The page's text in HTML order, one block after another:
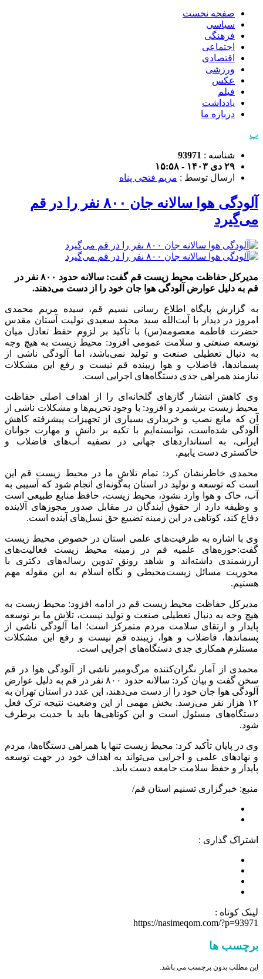
صفحه نخست
سیاسی
فرهنگی
اجتماعی
اقتصادی
ورزشی
عکس
فیلم
یادداشت
درباره ما
پ
شناسه : 93971
۲۹ دی ۱۴۰۳ - ۱۵:۵۸
ارسال توسط : مریم فتحی پناه
آلودگی هوا سالانه جان ۸۰۰ نفر را در قم
می‌گیرد
مدیرکل حفاظت محیط زیست قم گفت: سالانه حدود ۸۰۰ نفر در
قم به دلیل عوارض آلودگی هوا جان خود را از دست می‌دهند.
به گزارش پایگاه اطلاع رسانی نسیم قم، سیده مریم محمدی
امروز در دیدار با آیت‌الله سید محمد سعیدی تولیت آستان مقدس
حضرت فاطمه معصومه(س) با تأکید بر لزوم حفظ تعادل میان
توسعه صنعتی و سلامت عمومی افزود: محیط زیست به هیچ وجه
به دنبال تعطیلی صنعت و تولید نمی‌باشد، اما آلودگی ناشی از
پسماندها، فاضلاب و هوا زیبنده قم نیست و رفع این مشکلات
نیازمند همراهی جدی دستگاه‌های اجرایی است.
وی کاهش انتشار گازهای گلخانه‌ای را از اهداف اصلی حفاظت
محیط زیست برشمرد و افزود: با وجود تحریم‌ها و مشکلات ناشی از
آن که مانع نصب و خریداری بسیاری از تجهیزات پیشرفته کاهش
آلودگی شده‌است، توانسته‌ایم با تکیه بر دانش و مهارت جوانان
ایرانی، به استانداردهای جهانی در تصفیه آب‌های فاضلاب و
خاکستری دست یابیم.
محمدی خاطرنشان کرد: تمام تلاش ما در محیط زیست قم این
است که توسعه و تولید در استان به‌گونه‌ای انجام شود که آسیبی به
آب، خاک و هوا وارد نشود، محیط زیست، حافظ منابع طبیعی است
و وظیفه دارد از حقوق آیندگان در مقابل صدور مجوزهای آلاینده
دفاع کند، کوتاهی در این زمینه تضییع حق نسل‌های آینده است.
وی با اشاره به ظرفیت‌های علمی استان در خصوص محیط زیست
گفت:حوزه‌های علمیه قم در زمینه محیط زیست فعالیت‌های
ارزشمندی داشته‌اند و شاهد رونق تدوین رساله‌های دکتری با
محوریت مسائل زیست‌محیطی و نگاه اسلام به این مقوله مهم
هستیم.
مدیرکل حفاظت محیط زیست قم در ادامه افزود: محیط زیست به
هیچ وجه به دنبال تعطیلی صنعت و تولید نیست، تلاش ما بر توسعه
پایدار و ارتقای سلامت مردم متمرکز است؛ اما آلودگی ناشی از
پسماندها، فاضلاب و هوا، زیبنده قم نیست و رفع این مشکلات
مستلزم همکاری جدی دستگاه‌های اجرایی است.
محمدی از آمار نگران‌کننده مرگ‌ومیر ناشی از آلودگی هوا در قم
سخن گفت و بیان کرد: سالانه حدود ۸۰۰ نفر در قم به دلیل عوارض
آلودگی هوا جان خود را از دست می‌دهند، این عدد در استان تهران به
۱۲ هزار نفر می‌رسد. بخش مهمی از این وضعیت نتیجه ترک فعل
دستگاه‌های مسئول است و این کوتاهی‌ها باید با جدیت برطرف
شود.
وی در پایان تأکید کرد: محیط زیست تنها با همراهی دستگاه‌ها، مردم
و نهادهای علمی و اجرایی می‌تواند به اهداف خود در جهت توسعه
پایدار و حفظ سلامت جامعه دست یابد.
منبع: خبرگزاری تسنیم استان قم/
اشتراک گذاری :
لینک کوتاه :
https://nasimeqom.com/?p=93971
برچسب ها
این مطلب بدون برچسب می باشد.